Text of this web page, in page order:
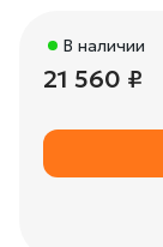
В наличии
21 560 ₽